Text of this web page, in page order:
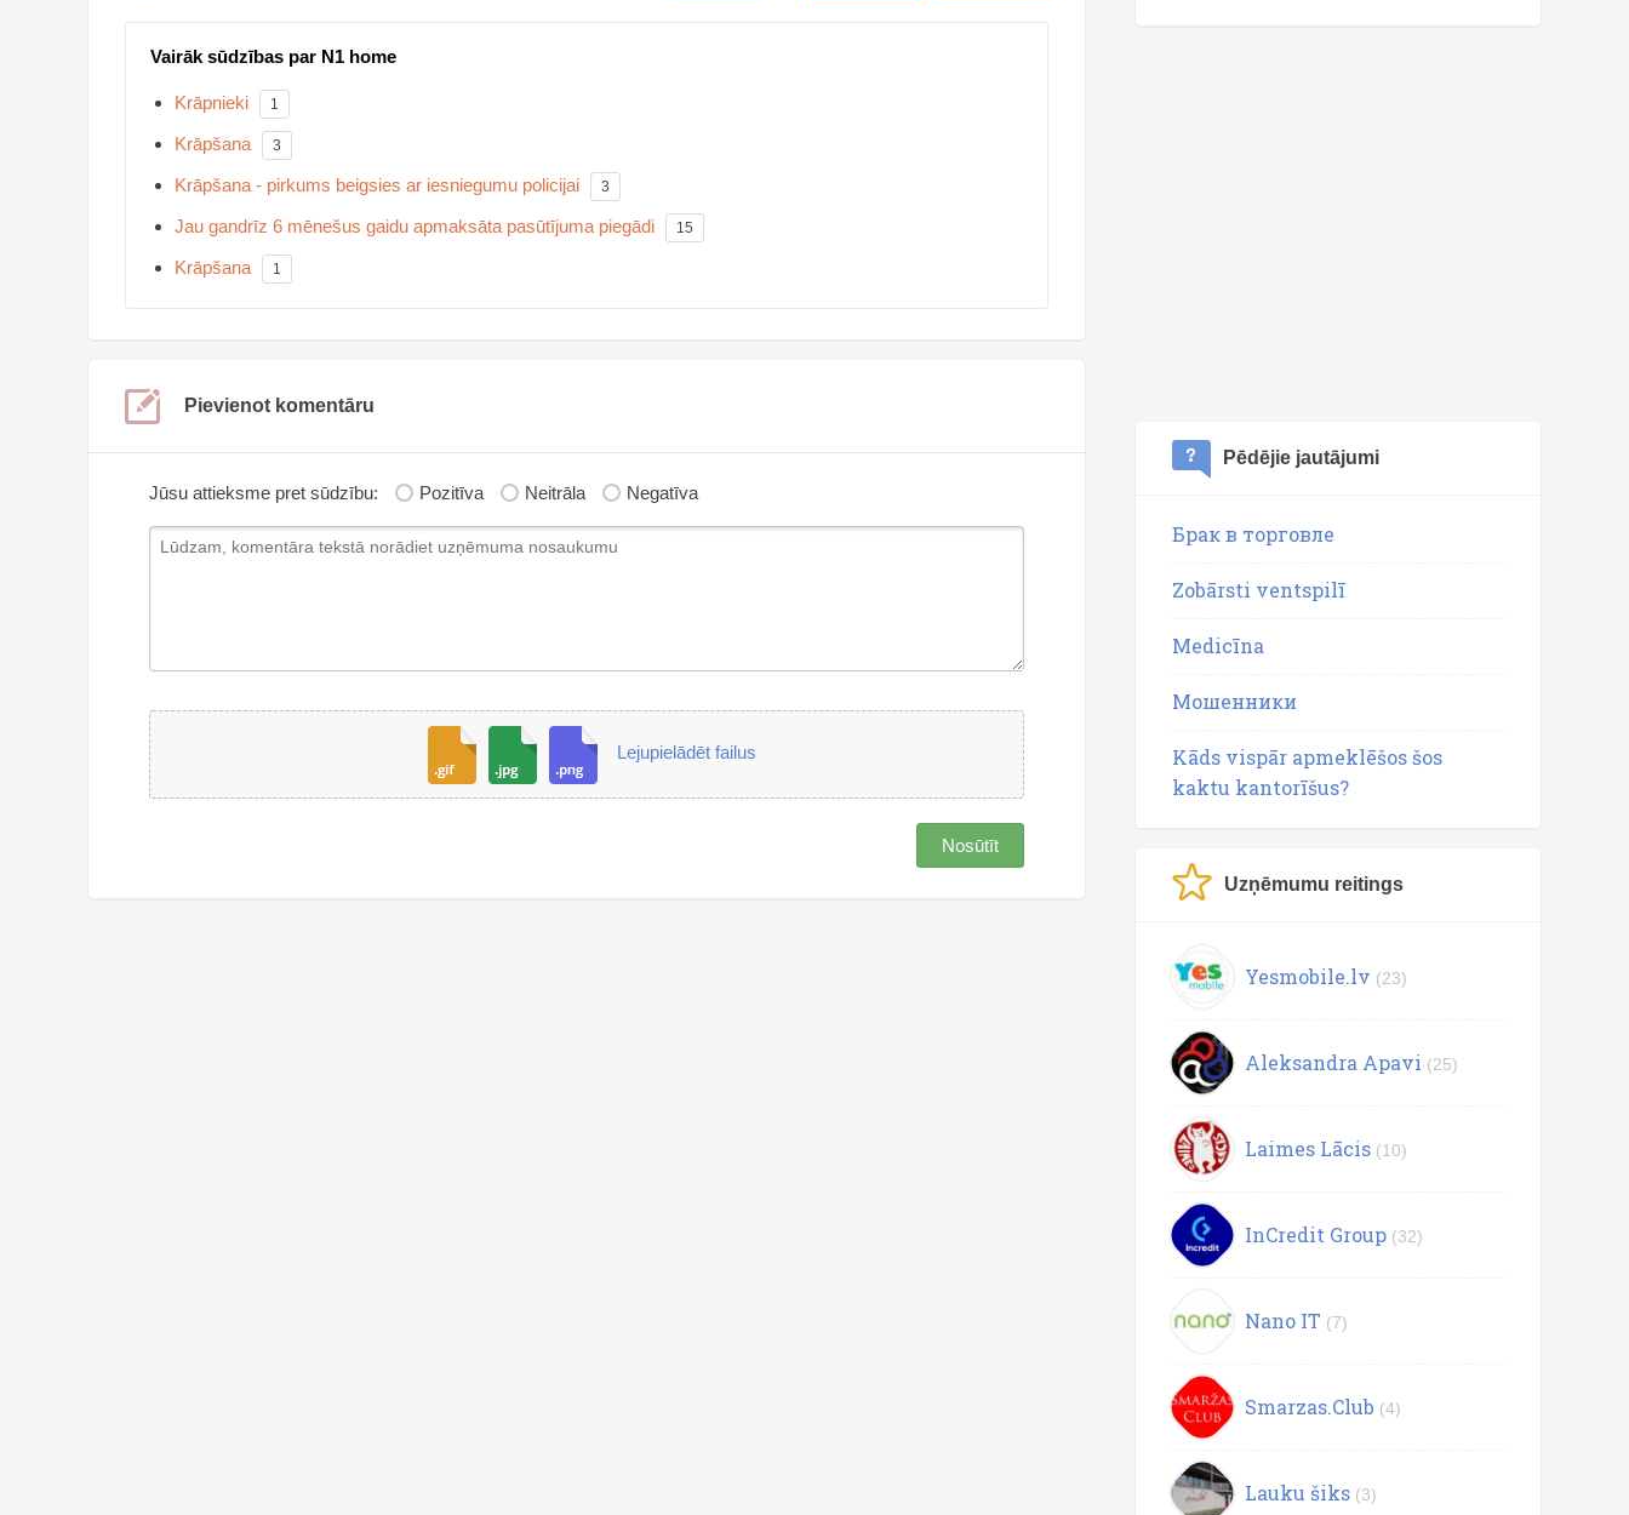
Vairāk sūdzības par N1 home
Krāpnieki 1
Krāpšana 3
Krāpšana - pirkums beigsies ar iesniegumu policijai 3
Jau gandrīz 6 mēnešus gaidu apmaksāta pasūtījuma piegādi 15
Krāpšana 1
Pievienot komentāru
Jūsu attieksme pret sūdzību: Pozitīva Neitrāla Negatīva
Lejupielādēt failus
Nosūtīt
Pēdējie jautājumi
Брак в торговле
Zobārsti ventspilī
Medicīna
Мошенники
Kāds vispār apmeklēšos šos
kaktu kantorīšus?
Uzņēmumu reitings
Yesmobile.lv (23)
Aleksandra Apavi (25)
Laimes Lācis (10)
InCredit Group (32)
Nano IT (7)
Smarzas.Club (4)
Lauku šiks (3)